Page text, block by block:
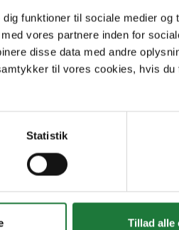
funktioner til sociale medier og
vores partnere inden for
disse data med andre
til vores cookies, hvis
Statistik
Tillad alle
2021 September
7